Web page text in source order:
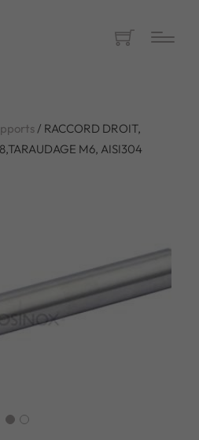
/ RACCORD DROIT,
M6, AISI304